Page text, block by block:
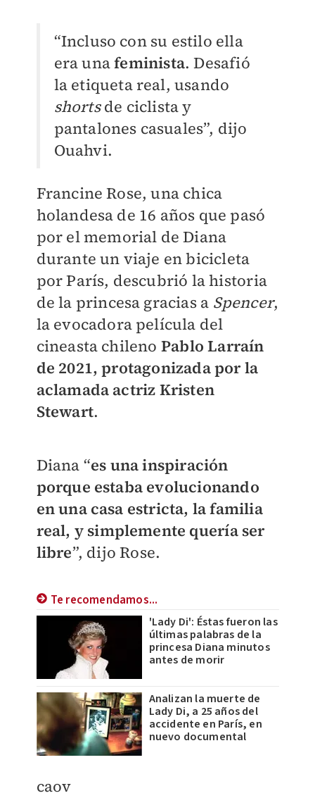
“Incluso con su estilo ella
era unafeminista. Desafió
la etiqueta real, usando
shortsde ciclista y
pantalones casuales”, dijo
Ouahvi.
Francine Rose, una chica
holandesa de 16 años que pasó
por el memorial de Diana
durante un viaje en bicicleta
por París, descubrió la historia
de la princesa gracias a Spencer,
la evocadora película del
cineasta chileno Pablo Larraín
de 2021, protagonizada por la
aclamada actriz Kristen
Stewart.
Diana “es una inspiración
porque estaba evolucionando
en una casa estricta, la familia
real, y simplemente quería ser
libre”, dijo Rose.
Te recomendamos...
'Lady Di': Éstas fueron las
últimas palabras de la
princesa Diana minutos
antes de morir
Analizan la muerte de
Lady Di, a 25 años del
accidente en París, en
nuevo documental
caov